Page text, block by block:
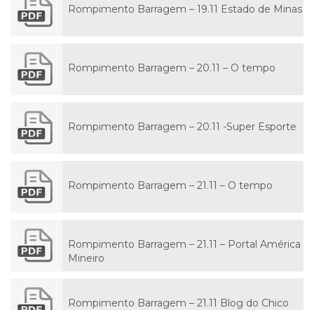
Rompimento Barragem – 19.11 Estado de Minas
Rompimento Barragem – 20.11 – O tempo
Rompimento Barragem – 20.11 -Super Esporte
Rompimento Barragem – 21.11 – O tempo
Rompimento Barragem – 21.11 – Portal América
Mineiro
Rompimento Barragem – 21.11 Blog do Chico